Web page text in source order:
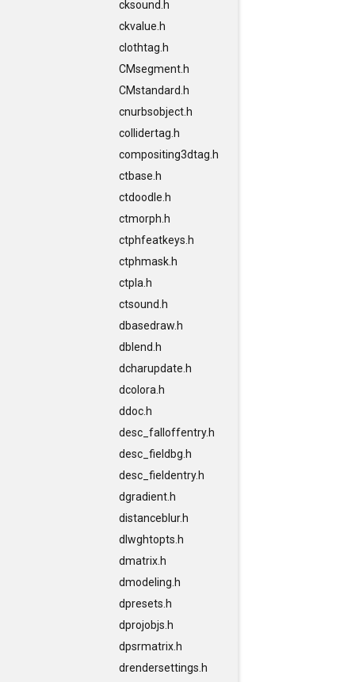
cksound.h
ckvalue.h
clothtag.h
CMsegment.h
CMstandard.h
cnurbsobject.h
collidertag.h
compositing3dtag.h
ctbase.h
ctdoodle.h
ctmorph.h
ctphfeatkeys.h
ctphmask.h
ctpla.h
ctsound.h
dbasedraw.h
dblend.h
dcharupdate.h
dcolora.h
ddoc.h
desc_falloffentry.h
desc_fieldbg.h
desc_fieldentry.h
dgradient.h
distanceblur.h
dlwghtopts.h
dmatrix.h
dmodeling.h
dpresets.h
dprojobjs.h
dpsrmatrix.h
drendersettings.h